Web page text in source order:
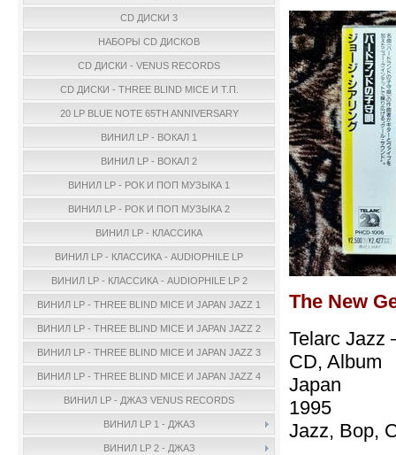
CD ДИСКИ 3
НАБОРЫ CD ДИСКОВ
CD ДИСКИ - VENUS RECORDS
CD ДИСКИ - THREE BLIND MICE И Т.П.
20 LP BLUE NOTE 65TH ANNIVERSARY
ВИНИЛ LP - ВОКАЛ 1
ВИНИЛ LP - ВОКАЛ 2
ВИНИЛ LP - РОК И ПОП МУЗЫКА 1
ВИНИЛ LP - РОК И ПОП МУЗЫКА 2
ВИНИЛ LP - КЛАССИКА
ВИНИЛ LP - КЛАССИКА - AUDIOPHILE LP
ВИНИЛ LP - КЛАССИКА - AUDIOPHILE LP 2
ВИНИЛ LP - THREE BLIND MICE И JAPAN JAZZ 1
ВИНИЛ LP - THREE BLIND MICE И JAPAN JAZZ 2
ВИНИЛ LP - THREE BLIND MICE И JAPAN JAZZ 3
ВИНИЛ LP - THREE BLIND MICE И JAPAN JAZZ 4
ВИНИЛ LP - ДЖАЗ VENUS RECORDS
ВИНИЛ LP 1 - ДЖАЗ
ВИНИЛ LP 2 - ДЖАЗ
The New
Telarc Jazz
CD, Album
Japan
1995
Jazz, Bop,